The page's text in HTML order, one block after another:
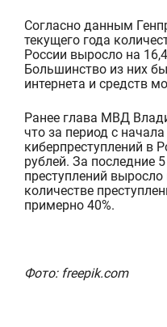
Согласно данным
текущего года
России выросло на
Большинство из них
интернета и средств
Ранее глава МВД
что за период с
киберпреступлений в
рублей. За последние
преступлений
количестве
примерно 40%.
Фото: freepik.com